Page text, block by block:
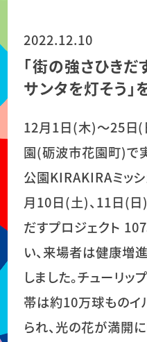
2022.12.10
「街の強さひき
サンタを灯そう」
12月1日(木)〜25日(
園(砺波市花園町)で
公園KIRAKIRAミッシ
月10日(土)、11日(日
だすプロジェクト
い、来場者は健康増
しました。チューリ
帯は約10万球ものイ
られ、光の花が満開